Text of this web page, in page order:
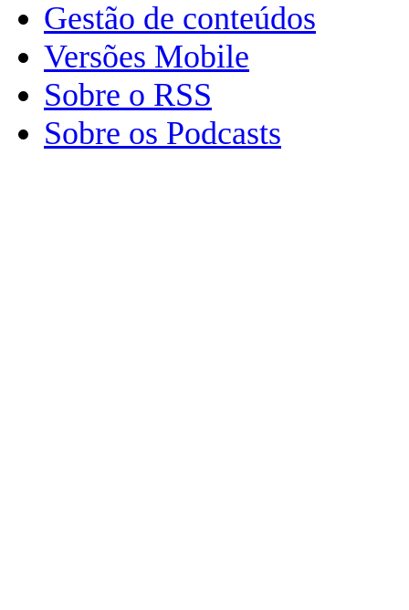
Gestão de conteúdos
Versões Mobile
Sobre o RSS
Sobre os Podcasts